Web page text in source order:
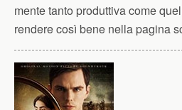
mente tanto produttiva come
rendere così bene nella pagina